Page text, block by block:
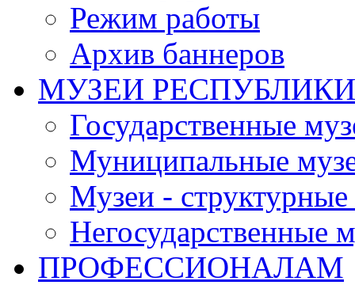
Режим работы
Архив баннеров
МУЗЕИ РЕСПУБЛИКИ
Государственные
Муниципальные
Музеи - структурные
Негосударственные
ПРОФЕССИОНАЛАМ